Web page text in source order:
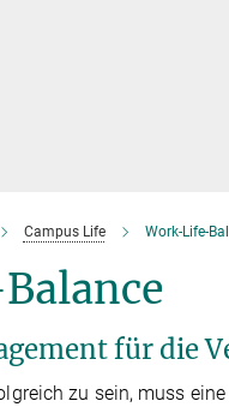
Campus Life Work-Life-
für die
zu sein, muss